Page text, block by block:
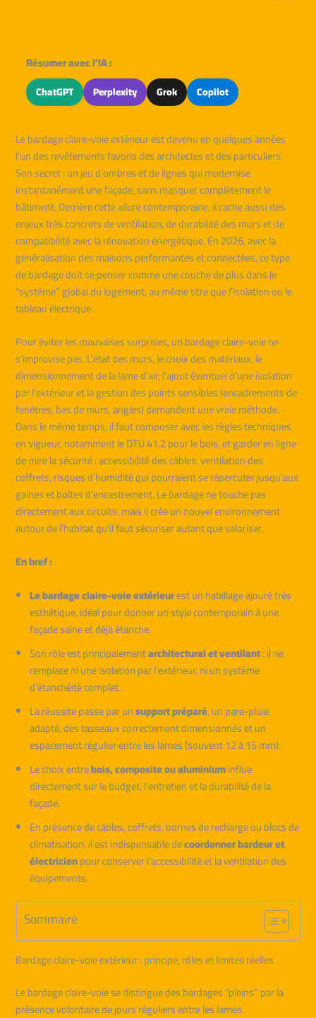
Résumer avec l'IA :
ChatGPT Perplexity Grok Copilot
Le bardage claire-voie extérieur est devenu en quelques années
l’un des revêtements favoris des architectes et des particuliers.
Son secret : un jeu d’ombres et de lignes qui modernise
instantanément une façade, sans masquer complètement le
bâtiment. Derrière cette allure contemporaine, il cache aussi des
enjeux très concrets de ventilation, de durabilité des murs et de
compatibilité avec la rénovation énergétique. En 2026, avec la
généralisation des maisons performantes et connectées, ce type
de bardage doit se penser comme une couche de plus dans le
“système” global du logement, au même titre que l’isolation ou le
tableau électrique.
Pour éviter les mauvaises surprises, un bardage claire-voie ne
s’improvise pas. L’état des murs, le choix des matériaux, le
dimensionnement de la lame d’air, l’ajout éventuel d’une isolation
par l’extérieur et la gestion des points sensibles (encadrements de
fenêtres, bas de murs, angles) demandent une vraie méthode.
Dans le même temps, il faut composer avec les règles techniques
en vigueur, notamment le DTU 41.2 pour le bois, et garder en ligne
de mire la sécurité : accessibilité des câbles, ventilation des
coffrets, risques d’humidité qui pourraient se répercuter jusqu’aux
gaines et boîtes d’encastrement. Le bardage ne touche pas
directement aux circuits, mais il crée un nouvel environnement
autour de l’habitat qu’il faut sécuriser autant que valoriser.
En bref :
Le bardage claire-voie extérieurest un habillage ajouré très
esthétique, idéal pour donner un style contemporain à une
façade saine et déjà étanche.
Son rôle est principalementarchitectural et ventilant: il ne
remplace ni une isolation par l’extérieur, ni un système
d’étanchéité complet.
La réussite passe par unsupport préparé, un pare-pluie
adapté, des tasseaux correctement dimensionnés et un
espacement régulier entre les lames (souvent 12 à 15 mm).
Le choix entrebois, composite ou aluminiuminflue
directement sur le budget, l’entretien et la durabilité de la
façade.
En présence de câbles, coffrets, bornes de recharge ou blocs de
climatisation, il est indispensable decoordonner bardeur et
électricienpour conserver l’accessibilité et la ventilation des
équipements.
Sommaire
Bardage claire-voie extérieur : principe, rôles et limites réelles
Le bardage claire-voie se distingue des bardages “pleins” par la
présence volontaire de jours réguliers entre les lames.